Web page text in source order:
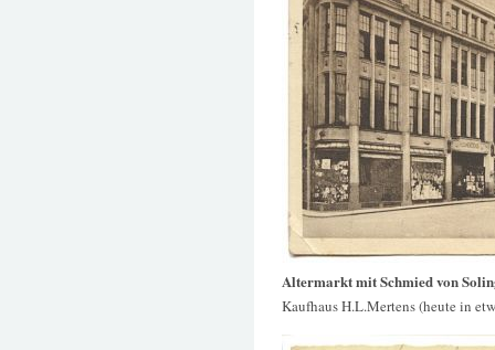
Altermarkt mit Schmied von
Kaufhaus H.L.Mertens (heute in